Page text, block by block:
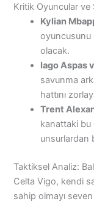
Kritik Oyuncular ve
Kylian
oyuncusunu
olacak.
Iago Aspas
savunma
hattını
Trent
kanattaki bu
unsurlardan
Taktiksel Analiz:
Celta Vigo, kendi
sahip olmayı